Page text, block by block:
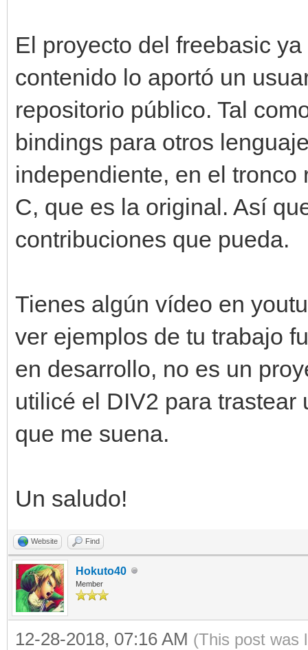
El proyecto del freebasic
contenido lo aportó un
repositorio público. Tal
bindings para otros
independiente, en el
C, que es la original. Así
contribuciones que pueda.
Tienes algún vídeo en
ver ejemplos de tu trabajo
en desarrollo, no es un
utilicé el DIV2 para
que me suena.
Un saludo!
Website Find
Hokuto40
Member
12-28-2018, 07:16 AM (This post was